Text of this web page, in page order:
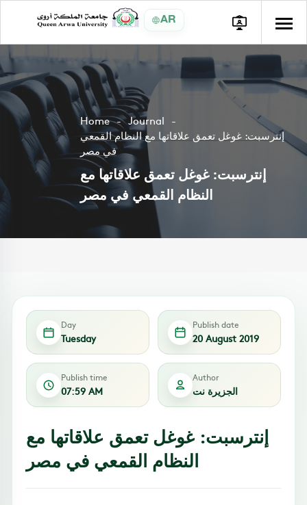
AR
Home
Journal
إنترسبت: غوغل تعمق علاقاتها مع النظام القمعي
في مصر
إنترسبت: غوغل تعمق علاقاتها مع
النظام القمعي في مصر
Day
Tuesday
Publish date
20 August 2019
Publish time
07:59 AM
Author
الجزيرة نت
إنترسبت: غوغل تعمق علاقاتها مع
النظام القمعي في مصر